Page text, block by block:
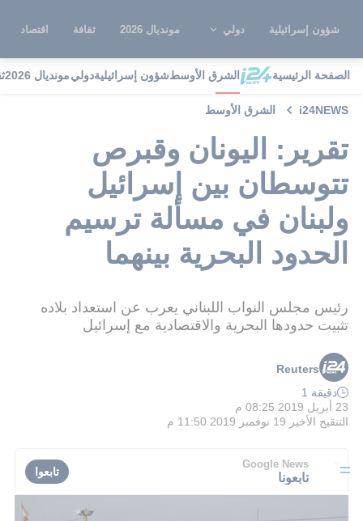
شؤون إسرائيلية دولي مونديال 2026 ثقافة اقتصاد
الصفحة الرئيسية الشرق الأوسطشؤون إسرائيليةدوليمونديال 2026
i24NEWS الشرق الأوسط
تقرير: اليونان وقبرص
تتوسطان بين إسرائيل
ولبنان في مسألة ترسيم
الحدود البحرية بينهما
رئيس مجلس النواب اللبناني يعرب عن استعداد بلاده
تثبيت حدودها البحرية والاقتصادية مع إسرائيل
Reuters
دقيقة 1
23 أبريل 2019 08:25 م
التنقيح الأخير 19 نوفمبر 2019 11:50 م
Google News
تابعونا تابعوا